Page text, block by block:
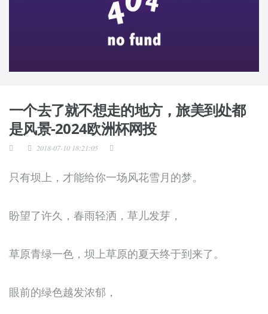
一个去了就不想走的地方，旅美到处都
是风景-2024欧洲杯网投
2018-07-10 18:21:05
只有坝上，才能给你一场风花雪月的梦。
盼望了许久，春雨轻洒，草儿发芽，
草原青绿一色，坝上草原的夏天终于到来了。
眼前的绿色越发浓郁，